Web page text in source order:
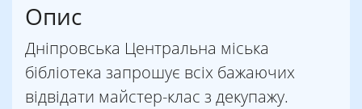
Опис
Дніпровська Центральна міська
бібліотека запрошує всіх бажаючих
відвідати майстер-клас з декупажу.